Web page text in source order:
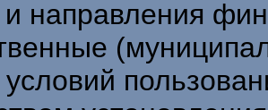
и направления
условий